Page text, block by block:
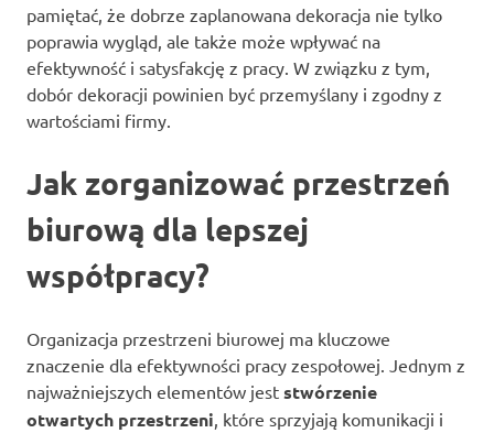
pamiętać, że dobrze zaplanowana dekoracja nie tylko
poprawia wygląd, ale także może wpływać na
efektywność i satysfakcję z pracy. W związku z tym,
dobór dekoracji powinien być przemyślany i zgodny z
wartościami firmy.
Jak zorganizować przestrzeń
biurową dla lepszej
współpracy?
Organizacja przestrzeni biurowej ma kluczowe
znaczenie dla efektywności pracy zespołowej. Jednym z
najważniejszych elementów jest stwórzenie
otwartych przestrzeni , które sprzyjają komunikacji i